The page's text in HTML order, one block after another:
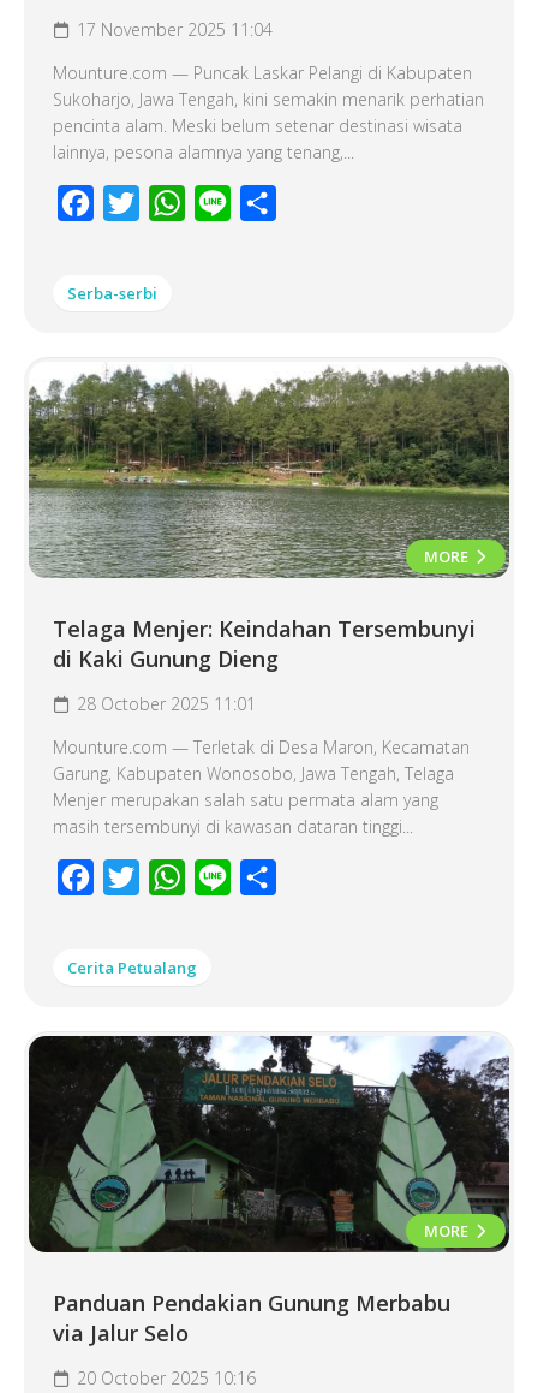
17 November 2025 11:04
Mounture.com — Puncak Laskar Pelangi di Kabupaten
Sukoharjo, Jawa Tengah, kini semakin menarik perhatian
pencinta alam. Meski belum setenar destinasi wisata
lainnya, pesona alamnya yang tenang,...
Facebook
Twitter WhatsApp
Line
Serba-serbi
MORE
Telaga Menjer: Keindahan Tersembunyi
di Kaki Gunung Dieng
28 October 2025 11:01
Mounture.com — Terletak di Desa Maron, Kecamatan
Garung, Kabupaten Wonosobo, Jawa Tengah, Telaga
Menjer merupakan salah satu permata alam yang
masih tersembunyi di kawasan dataran tinggi...
Facebook
Twitter WhatsApp
Line
Cerita Petualang
MORE
Panduan Pendakian Gunung Merbabu
via Jalur Selo
20 October 2025 10:16